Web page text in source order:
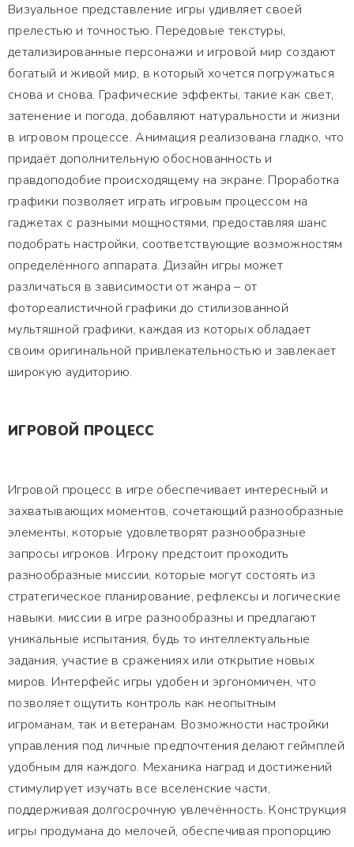
Визуальное представление игры удивляет своей
прелестью и точностью. Передовые текстуры,
детализированные персонажи и игровой мир создают
богатый и живой мир, в который хочется погружаться
снова и снова. Графические эффекты, такие как свет,
затенение и погода, добавляют натуральности и жизни
в игровом процессе. Анимация реализована гладко, что
придаёт дополнительную обоснованность и
правдоподобие происходящему на экране. Проработка
графики позволяет играть игровым процессом на
гаджетах с разными мощностями, предоставляя шанс
подобрать настройки, соответствующие возможностям
определённого аппарата. Дизайн игры может
различаться в зависимости от жанра – от
фотореалистичной графики до стилизованной
мультяшной графики, каждая из которых обладает
своим оригинальной привлекательностью и завлекает
широкую аудиторию.
ИГРОВОЙ ПРОЦЕСС
Игровой процесс в игре обеспечивает интересный и
захватывающих моментов, сочетающий разнообразные
элементы, которые удовлетворят разнообразные
запросы игроков. Игроку предстоит проходить
разнообразные миссии, которые могут состоять из
стратегическое планирование, рефлексы и логические
навыки. миссии в игре разнообразны и предлагают
уникальные испытания, будь то интеллектуальные
задания, участие в сражениях или открытие новых
миров. Интерфейс игры удобен и эргономичен, что
позволяет ощутить контроль как неопытным
игроманам, так и ветеранам. Возможности настройки
управления под личные предпочтения делают геймплей
удобным для каждого. Механика наград и достижений
стимулирует изучать все вселенские части,
поддерживая долгосрочную увлечённость. Конструкция
игры продумана до мелочей, обеспечивая пропорцию